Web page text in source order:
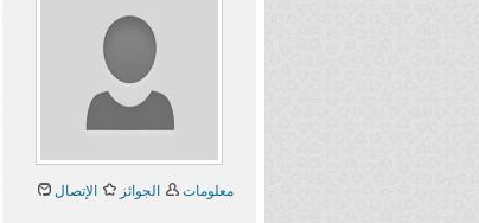
معلومات الجوائز الإتصال